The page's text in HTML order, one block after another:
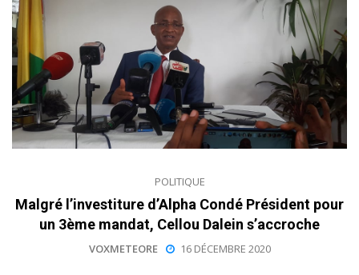
POLITIQUE
Malgré l’investiture d’Alpha Condé Président pour
un 3ème mandat, Cellou Dalein s’accroche
VOXMETEORE 16 DÉCEMBRE 2020